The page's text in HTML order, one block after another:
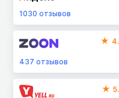
1030 отзывов
437 отзывов